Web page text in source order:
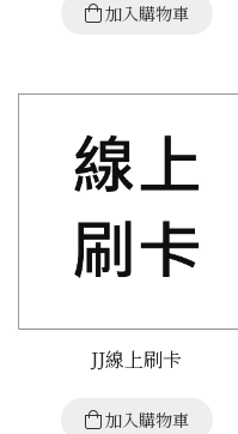
加入購物車
JJ線上刷卡
加入購物車